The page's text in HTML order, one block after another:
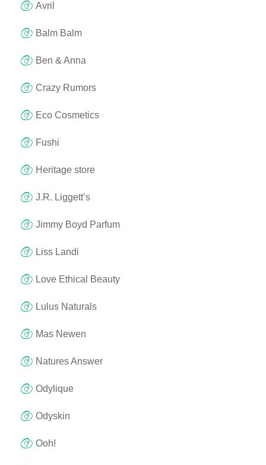
Avril
Balm Balm
Ben & Anna
Crazy Rumors
Eco Cosmetics
Fushi
Heritage store
J.R. Liggett’s
Jimmy Boyd Parfum
Liss Landi
Love Ethical Beauty
Lulus Naturals
Mas Newen
Natures Answer
Odylique
Odyskin
Ooh!